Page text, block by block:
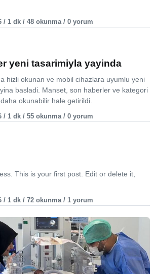
/ 1 dk / 48 okunma / 0 yorum
yeni tasarimiyla yayinda
hizli okunan ve mobil cihazlara uyumlu yeni
basladi. Manset, son haberler ve kategori
okunabilir hale getirildi.
/ 1 dk / 55 okunma / 0 yorum
This is your first post. Edit or delete it,
/ 1 dk / 72 okunma / 1 yorum